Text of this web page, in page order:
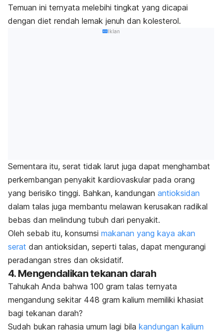
Temuan ini ternyata melebihi tingkat yang dicapai
dengan diet rendah lemak jenuh dan kolesterol.
Iklan
Sementara itu, serat tidak larut juga dapat menghambat
perkembangan penyakit kardiovaskular pada orang
yang berisiko tinggi. Bahkan, kandungan antioksidan
dalam talas juga membantu melawan kerusakan radikal
bebas dan melindung tubuh dari penyakit.
Oleh sebab itu, konsumsi makanan yang kaya akan
serat dan antioksidan, seperti talas, dapat mengurangi
peradangan stres dan oksidatif.
4. Mengendalikan tekanan darah
Tahukah Anda bahwa 100 gram talas ternyata
mengandung sekitar 448 gram kalium memiliki khasiat
bagi tekanan darah?
Sudah bukan rahasia umum lagi bila kandungan kalium